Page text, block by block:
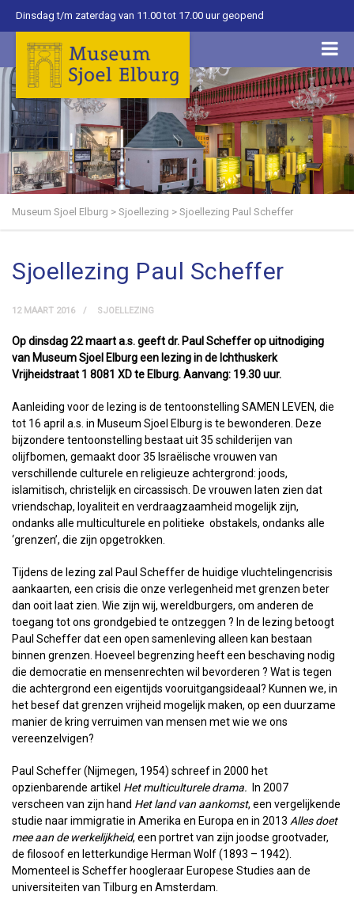
Dinsdag t/m zaterdag van 11.00 tot 17.00 uur geopend
Museum Sjoel Elburg > Sjoellezing > Sjoellezing Paul Scheffer
Sjoellezing Paul Scheffer
12 MAART 2016 SJOELLEZING
Op dinsdag 22 maart a.s. geeft dr. Paul Scheffer op uitnodiging
van Museum Sjoel Elburg een lezing in de Ichthuskerk
Vrijheidstraat 1 8081 XD te Elburg. Aanvang: 19.30 uur.
Aanleiding voor de lezing is de tentoonstelling SAMEN LEVEN, die
tot 16 april a.s. in Museum Sjoel Elburg is te bewonderen. Deze
bijzondere tentoonstelling bestaat uit 35 schilderijen van
olijfbomen, gemaakt door 35 Israëlische vrouwen van
verschillende culturele en religieuze achtergrond: joods,
islamitisch, christelijk en circassisch. De vrouwen laten zien dat
vriendschap, loyaliteit en verdraagzaamheid mogelijk zijn,
ondanks alle multiculturele en politieke obstakels, ondanks alle
‘grenzen’, die zijn opgetrokken.
Tijdens de lezing zal Paul Scheffer de huidige vluchtelingencrisis
aankaarten, een crisis die onze verlegenheid met grenzen beter
dan ooit laat zien. Wie zijn wij, wereldburgers, om anderen de
toegang tot ons grondgebied te ontzeggen ? In de lezing betoogt
Paul Scheffer dat een open samenleving alleen kan bestaan
binnen grenzen. Hoeveel begrenzing heeft een beschaving nodig
die democratie en mensenrechten wil bevorderen ? Wat is tegen
die achtergrond een eigentijds vooruitgangsideaal? Kunnen we, in
het besef dat grenzen vrijheid mogelijk maken, op een duurzame
manier de kring verruimen van mensen met wie we ons
vereenzelvigen?
Paul Scheffer (Nijmegen, 1954) schreef in 2000 het
opzienbarende artikel Het multiculturele drama.
In 2007
verscheen van zijn hand Het land van aankomst, een vergelijkende
studie naar immigratie in Amerika en Europa en in 2013 Alles doet
mee aan de werkelijkheid, een portret van zijn joodse grootvader,
de filosoof en letterkundige Herman Wolf (1893 – 1942).
Momenteel is Scheffer hoogleraar Europese Studies aan de
universiteiten van Tilburg en Amsterdam.